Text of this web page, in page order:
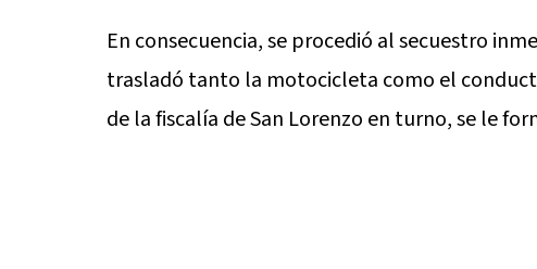
En consecuencia, se procedió al secuestro
trasladó tanto la motocicleta como el
de la fiscalía de San Lorenzo en turno, se le